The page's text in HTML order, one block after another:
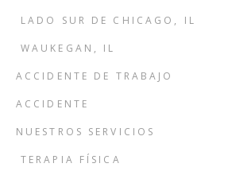
LADO SUR DE CHICAGO, IL
WAUKEGAN, IL
ACCIDENTE DE TRABAJO
ACCIDENTE
NUESTROS SERVICIOS
TERAPIA FÍSICA